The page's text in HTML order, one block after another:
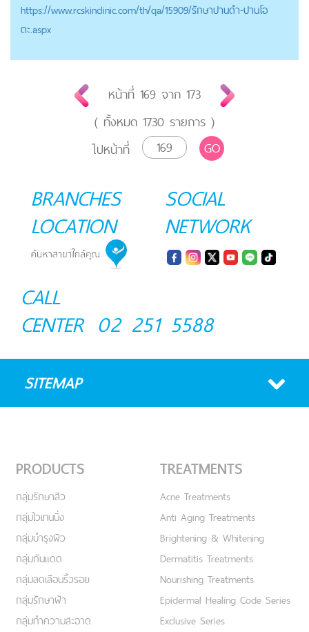
https://www.rcskinclinic.com/th/qa/15909/รักษาปานดำ-ปานโอ
ตะ.aspx
หน้าที่ 169 จาก 173
( ทั้งหมด 1730 รายการ )
ไปหน้าที่
GO
BRANCHES
LOCATION
SOCIAL
NETWORK
CALL
CENTER 02 251 5588
SITEMAP
PRODUCTS
กลุ่มรักษาสิว
กลุ่มไวเทนนิ่ง
กลุ่มบำรุงผิว
กลุ่มกันแดด
กลุ่มลดเลือนริ้วรอย
กลุ่มรักษาฝ้า
กลุ่มทำความสะอาด
TREATMENTS
Acne Treatments
Anti Aging Treatments
Brightening & Whitening
Dermatitis Treatments
Nourishing Treatments
Epidermal Healing Code Series
Exclusive Series